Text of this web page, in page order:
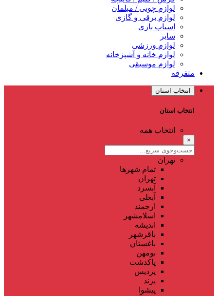
لوازم چوبی / مبلمان
لوازم برقی و گازی
اسباب بازی
سایر
لوازم ورزشی
لوازم خانه و آشپزخانه
لوازم موسیقی
متفرقه
انتخاب استان
انتخاب استان
انتخاب همه
×
تهران
تمام شهر‌ها
تهران
آبسرد
آبعلی
ارجمند
اسلامشهر
اندیشه
باقرشهر
باغستان
بومهن
پاکدشت
پردیس
پرند
پیشوا